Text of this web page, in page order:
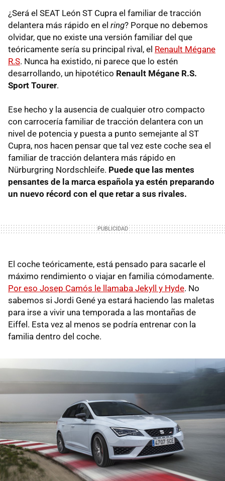
¿Será el SEAT León ST Cupra el familiar de tracción
delantera más rápido en el ring? Porque no debemos
olvidar, que no existe una versión familiar del que
teóricamente sería su principal rival, el Renault Mégane
R.S. Nunca ha existido, ni parece que lo estén
desarrollando, un hipotético Renault Mégane R.S.
Sport Tourer.
Ese hecho y la ausencia de cualquier otro compacto
con carrocería familiar de tracción delantera con un
nivel de potencia y puesta a punto semejante al ST
Cupra, nos hacen pensar que tal vez este coche sea el
familiar de tracción delantera más rápido en
Nürburgring Nordschleife. Puede que las mentes
pensantes de la marca española ya estén preparando
un nuevo récord con el que retar a sus rivales.
El coche teóricamente, está pensado para sacarle el
máximo rendimiento o viajar en familia cómodamente.
Por eso Josep Camós le llamaba Jekyll y Hyde. No
sabemos si Jordi Gené ya estará haciendo las maletas
para irse a vivir una temporada a las montañas de
Eiffel. Esta vez al menos se podría entrenar con la
familia dentro del coche.